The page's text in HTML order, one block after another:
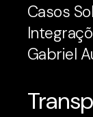
Casos
Gabriel